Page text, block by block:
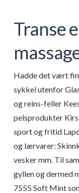
Transe
Hadde det vært
sykkel utenfor
og reins-feller
pelsprodukter
sport og fritid
og lærvarer:
vesker mm. Til
gyllen og dermed
7555 Soft Mint